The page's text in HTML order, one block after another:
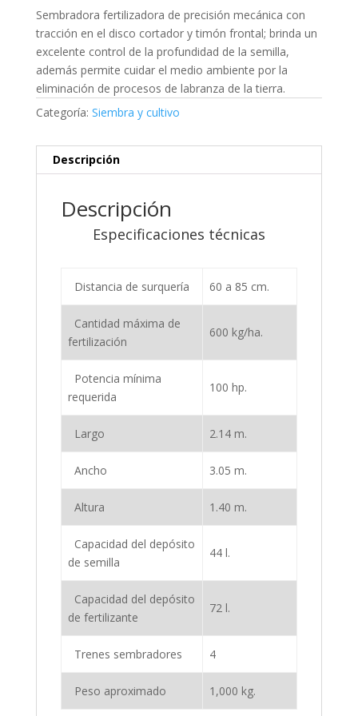
Sembradora fertilizadora de precisión mecánica con
tracción en el disco cortador y timón frontal; brinda un
excelente control de la profundidad de la semilla,
además permite cuidar el medio ambiente por la
eliminación de procesos de labranza de la tierra.
Categoría: Siembra y cultivo
Descripción
Descripción
Especificaciones técnicas
Distancia de surquería 60 a 85 cm.
Cantidad máxima de
fertilización
600 kg/ha.
Potencia mínima
requerida
100 hp.
Largo 2.14 m.
Ancho 3.05 m.
Altura 1.40 m.
Capacidad del depósito
de semilla
44 l.
Capacidad del depósito
de fertilizante
72 l.
Trenes sembradores 4
Peso aproximado 1,000 kg.